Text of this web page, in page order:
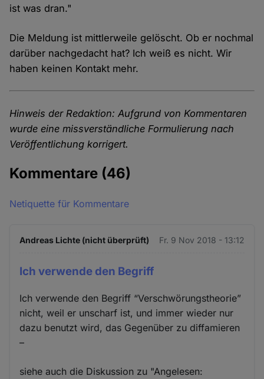
ist was dran."
Die Meldung ist mittlerweile gelöscht. Ob er nochmal
darüber nachgedacht hat? Ich weiß es nicht. Wir
haben keinen Kontakt mehr.
Hinweis der Redaktion: Aufgrund von Kommentaren
wurde eine missverständliche Formulierung nach
Veröffentlichung korrigert.
Kommentare (46)
Netiquette für Kommentare
Andreas Lichte (nicht überprüft) Fr. 9 Nov 2018 - 13:12
Ich verwende den Begriff
Ich verwende den Begriff “Verschwörungstheorie”
nicht, weil er unscharf ist, und immer wieder nur
dazu benutzt wird, das Gegenüber zu diffamieren
–
siehe auch die Diskussion zu "Angelesen: